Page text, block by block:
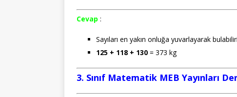
Cevap :
Sayıları en yakın onluğa yuvarlayarak
125 + 118 + 130 = 373 kg
3. Sınıf Matematik MEB Yayınları